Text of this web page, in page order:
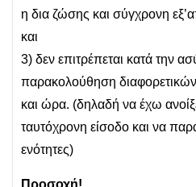
η δια ζώσης και σύγχρονη
και
3) δεν επιτρέπεται κατά την
παρακολούθηση
και ώρα. (δηλαδή να έχω
ταυτόχρονη είσοδο και να
ενότητες)